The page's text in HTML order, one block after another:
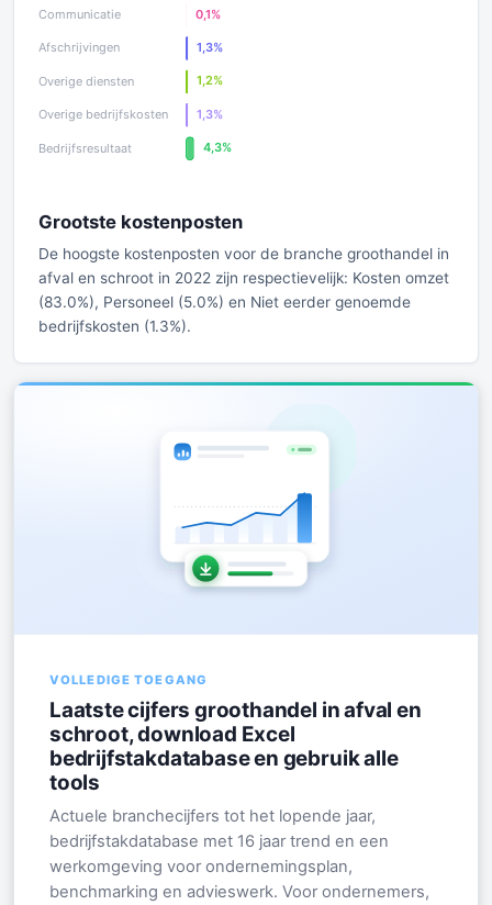
Grootste kostenposten
De hoogste kostenposten voor de branche groothandel in
afval en schroot in 2022 zijn respectievelijk: Kosten omzet
(83.0%), Personeel (5.0%) en Niet eerder genoemde
bedrijfskosten (1.3%).
VOLLEDIGE TOEGANG
Laatste cijfers groothandel in afval en
schroot, download Excel
bedrijfstakdatabase en gebruik alle
tools
Actuele branchecijfers tot het lopende jaar,
bedrijfstakdatabase met 16 jaar trend en een
werkomgeving voor ondernemingsplan,
benchmarking en advieswerk. Voor ondernemers,